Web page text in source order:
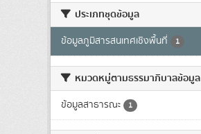
ประเภทชุดข้อมูล
ข้อมูลภูมิสารสนเทศเชิงพื้นที่ 1
หมวดหมู่ตามธรรมาภิบาลข้อมูล
ข้อมูลสาธารณะ 1